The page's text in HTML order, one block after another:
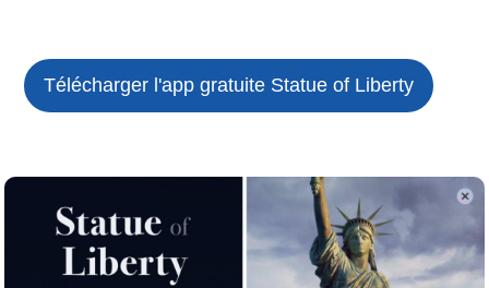
Télécharger l'app gratuite Statue of Liberty